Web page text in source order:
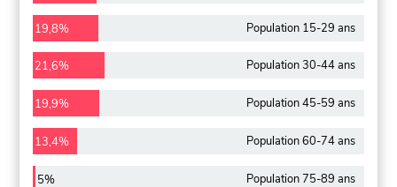
19,8% Population 15-29 ans
21,6% Population 30-44 ans
19,9% Population 45-59 ans
13,4% Population 60-74 ans
5% Population 75-89 ans